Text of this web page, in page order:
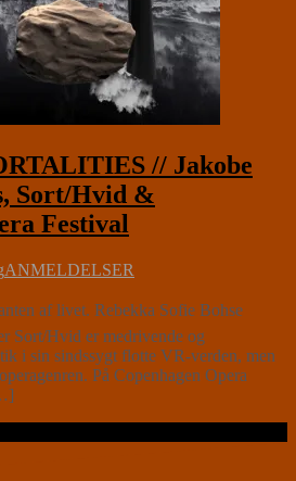
// Jakobe
Sort/Hvid &
Festival
ANMELDELSER
af livet. Rebekka Sofie Bohse
Sort/Hvid er medrivende og
i sin sindssygt flotte VR-verden, men
På Copenhagen Opera